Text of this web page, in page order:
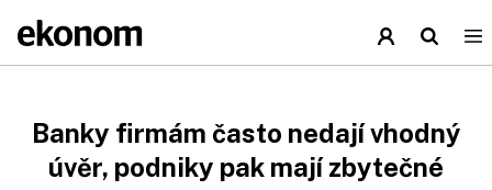
Banky firmám často nedají vhodný
úvěr, podniky pak mají zbytečné